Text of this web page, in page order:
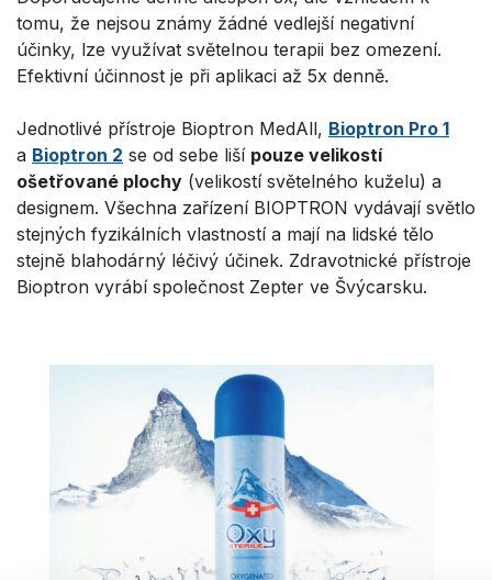
tomu, že nejsou známy žádné vedlejší negativní
účinky, lze využívat světelnou terapii bez omezení.
Efektivní účinnost je při aplikaci až 5x denně.
Jednotlivé přístroje Bioptron MedAll, Bioptron Pro 1
a Bioptron 2 se od sebe liší pouze velikostí
ošetřované plochy (velikostí světelného kuželu) a
designem. Všechna zařízení BIOPTRON vydávají světlo
stejných fyzikálních vlastností a mají na lidské tělo
stejně blahodárný léčivý účinek. Zdravotnické přístroje
Bioptron vyrábí společnost Zepter ve Švýcarsku.